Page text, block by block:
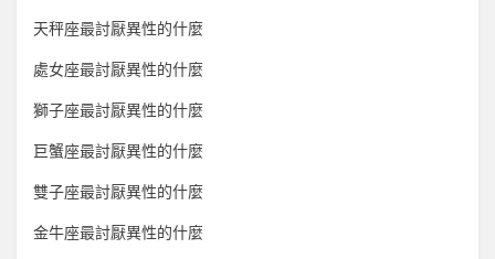
天秤座最討厭異性的什麼
處女座最討厭異性的什麼
獅子座最討厭異性的什麼
巨蟹座最討厭異性的什麼
雙子座最討厭異性的什麼
金牛座最討厭異性的什麼